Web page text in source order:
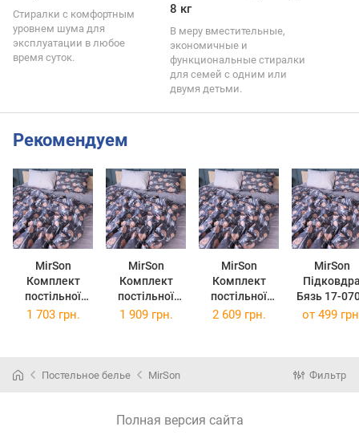
Стиралки с комфортным
уровнем шума для
эксплуатации в любое
время суток.
8 кг
В меру вместительные,
экономичные и
функциональные стиралки
для семей с одним или
двумя детьми.
Рекомендуем
MirSon
Комплект
постільної
білизни
Petals Бязь
MirSon
Комплект
постільної
білизни Євро
MirSon
Комплект
постільної
білизни
MirSon
Бязь 17-
Silver
1 703 грн. 1 909 грн. 2 609 грн. от 499
Постельное белье MirSon Фильтр
Полная версия сайта